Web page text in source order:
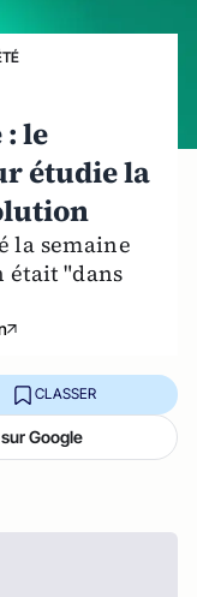
le
étudie la
la semaine
était "dans
CLASSER
Google